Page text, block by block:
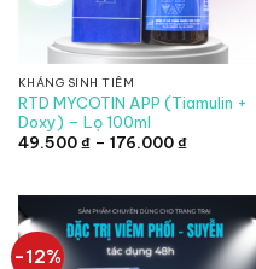
KHÁNG SINH TIÊM
RTD MYCOTIN APP (Tiamulin +
Doxy) – Lọ 100ml
49.500₫ – 176.000₫Khoảng
đến
176.000 ₫
-12%